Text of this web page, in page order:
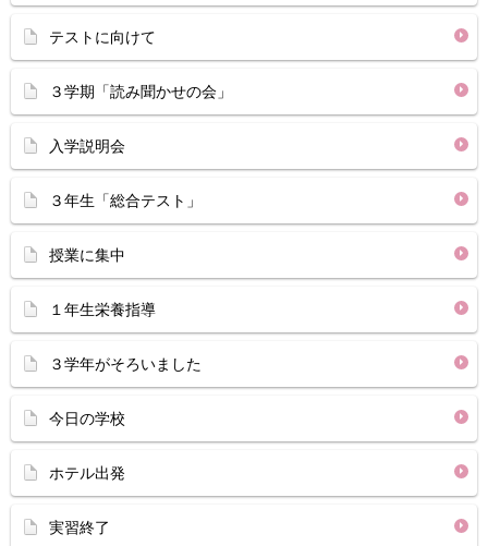
テストに向けて
３学期「読み聞かせの会」
入学説明会
３年生「総合テスト」
授業に集中
１年生栄養指導
３学年がそろいました
今日の学校
ホテル出発
実習終了